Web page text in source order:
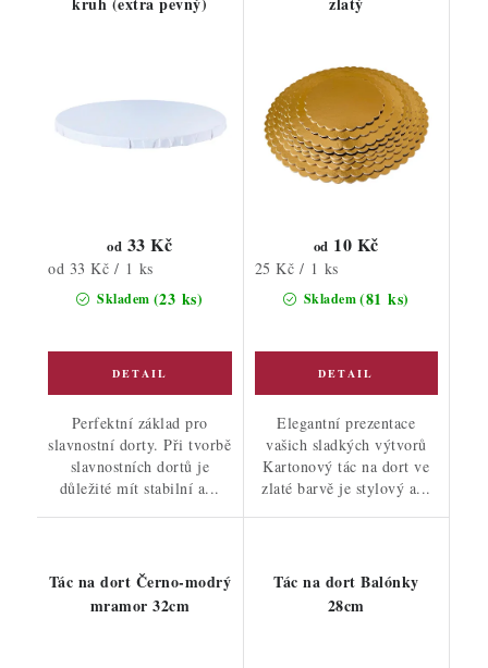
Skladem (23 ks)
od 33 Kč
Měrná
cena:
od 33 Kč / 1 ks
Perfektní základ pro
slavnostní dorty. Při tvorbě
slavnostních dortů je
důležité mít stabilní a...
Skladem(81 ks)
od 10 Kč
Měrná
cena:
25 Kč / 1 ks
Elegantní prezentace
vašich sladkých výtvorů
Kartonový tác na dort ve
zlaté barvě je stylový a...
Tác na dort Černo-modrý
mramor 32cm
Tác na dort Balónky
28cm